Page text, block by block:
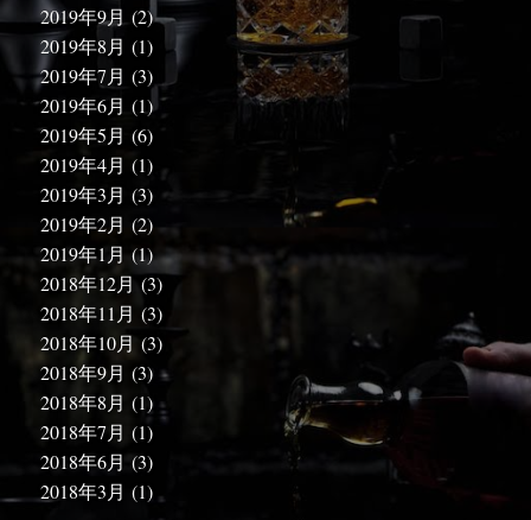
2019年9月 (2)
2019年8月 (1)
2019年7月 (3)
2019年6月 (1)
2019年5月 (6)
2019年4月 (1)
2019年3月 (3)
2019年2月 (2)
2019年1月 (1)
2018年12月 (3)
2018年11月 (3)
2018年10月 (3)
2018年9月 (3)
2018年8月 (1)
2018年7月 (1)
2018年6月 (3)
2018年3月 (1)